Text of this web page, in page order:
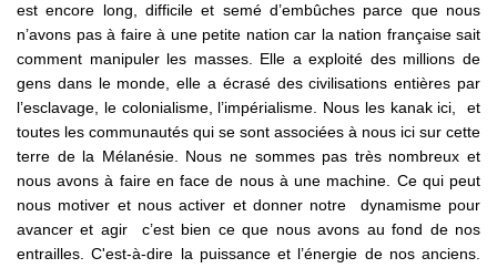
est encore long, difficile et semé d’embûches parce que nous
n’avons pas à faire à une petite nation car la nation française sait
comment manipuler les masses. Elle a exploité des millions de
gens dans le monde, elle a écrasé des civilisations entières par
l’esclavage, le colonialisme, l’impérialisme. Nous les kanak ici, et
toutes les communautés qui se sont associées à nous ici sur cette
terre de la Mélanésie. Nous ne sommes pas très nombreux et
nous avons à faire en face de nous à une machine. Ce qui peut
nous motiver et nous activer et donner notre dynamisme pour
avancer et agir c’est bien ce que nous avons au fond de nos
entrailles. C'est-à-dire la puissance et l’énergie de nos anciens.